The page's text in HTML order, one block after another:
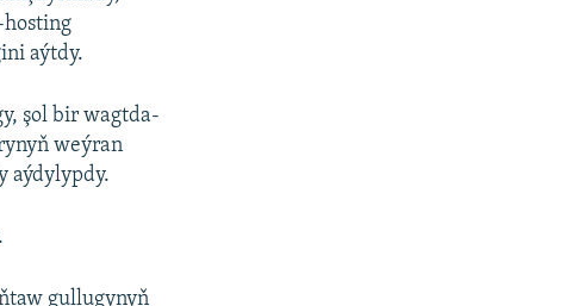
aýtdy.
şol bir wagtda-
weýran
aýdylypdy.
gullugynyň